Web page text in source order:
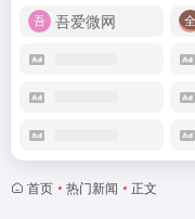
吾爱微网
首页 • 热门新闻 • 正文